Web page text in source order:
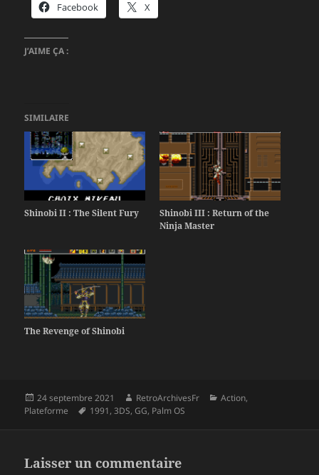
Facebook X
J’AIME ÇA :
SIMILAIRE
Shinobi II : The Silent Fury
Shinobi III : Return of the
Ninja Master
The Revenge of Shinobi
Publié
le
24 septembre 2021 Auteur
RetroArchivesFr Catégories
Action,
Plateforme
Mots-
1991,3DS,GG, Palm OS
Laisser un commentaire